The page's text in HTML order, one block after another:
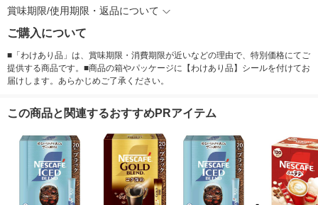
賞味期限/使用期限・返品について
ご購入について
■「わけあり品」は、賞味期限・消費期限が近いなどの理由で、特別価格にてご
提供する商品です。■商品の箱やパッケージに【わけあり品】シールを付けてお
届けします。あらかじめご了承ください。
この商品と関連するおすすめPRアイテム